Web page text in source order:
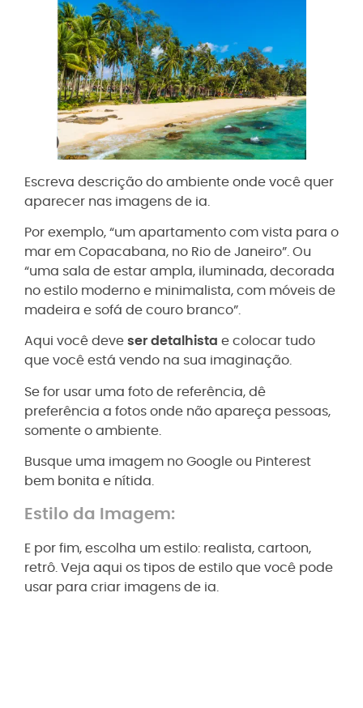
Escreva descrição do ambiente onde você quer
aparecer nas imagens de ia.
Por exemplo, “um apartamento com vista para o
mar em Copacabana, no Rio de Janeiro”. Ou
“uma sala de estar ampla, iluminada, decorada
no estilo moderno e minimalista, com móveis de
madeira e sofá de couro branco”.
Aqui você deve ser detalhista e colocar tudo
que você está vendo na sua imaginação.
Se for usar uma foto de referência, dê
preferência a fotos onde não apareça pessoas,
somente o ambiente.
Busque uma imagem no Google ou Pinterest
bem bonita e nítida.
Estilo da Imagem:
E por fim, escolha um estilo: realista, cartoon,
retrô. Veja aqui os tipos de estilo que você pode
usar para criar imagens de ia.